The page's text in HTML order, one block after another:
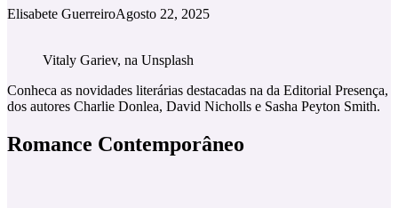
Elisabete GuerreiroAgosto 22, 2025
Vitaly Gariev, na Unsplash
Conheca as novidades literárias destacadas na da Editorial Presença,
dos autores Charlie Donlea, David Nicholls e Sasha Peyton Smith.
Romance Contemporâneo